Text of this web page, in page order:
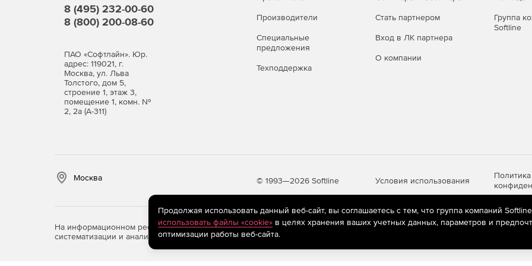
Обширные базы для детектирования шпионского, потенциально опасного и рекламного ПО,
хакерских утилит и программ-шуток.
Защита в режиме реального времени (файловый монитор
SpIDerGuard®)
Постоянный мониторинг здоровья компьютера – перехват «на лету» обращений к файлам на любых
носителях.
Обезвреживание наиболее сложных скрытых угроз благодаря фирменной технологии обнаружения
Чистая почта без вирусов (почтовый монитор SpIDer Mail®)
8 (495) 232-00-60
8 (800) 200-08-60
ПАО «Софтлайн». Юр.
адрес: 119021, г.
Москва, ул. Льва
Толстого, дом 5,
строение 1, этаж 3,
помещение 1, комн. №
2, 2а (А-311)
Производители
Специальные
предложения
Техподдержка
Стать партнером
Вход в ЛК партнера
О компании
Группа
Softline
Москва © 1993—2026 Softline Условия использования
Политика
На информационном ресурсе store.softline.ru применяютсярекомендательные технологии (информационные технологии
систематизации и анализа сведений, относящихся к предпочтениям пользователей сети «Интернет», находящихся на
Продолжая использовать данный веб-сайт, вы соглашаетесь с тем, что группа компаний
использовать файлы «cookie»в целях хранения ваших учетных данных, параметров и
оптимизации работы веб-сайта.